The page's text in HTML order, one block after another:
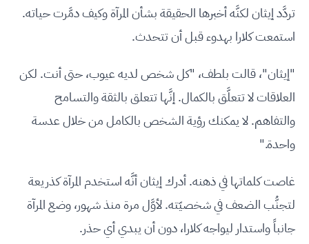
تردَّد إيثان لكنَّه أخبرها الحقيقة بشأن المرآة وكيف دمَّرت حياته.
استمعت كلارا بهدوء قبل أن تتحدث.
"إيثان"، قالت بلطف، "كل شخص لديه عيوب، حتى أنت. لكن
العلاقات لا تتعلَّق بالكمال. إنَّها تتعلق بالثقة والتسامح
والتفاهم. لا يمكنك رؤية الشخص بالكامل من خلال عدسة
واحدة."
غاصت كلماتها في ذهنه. أدرك إيثان أنَّه استخدم المرآة كذريعة
لتجنُّب الضعف في شخصيّته. لأوَّل مرة منذ شهور، وضع المرآة
جانباً واستدار ليواجه كلارا، دون أن يبدي أي حذر.